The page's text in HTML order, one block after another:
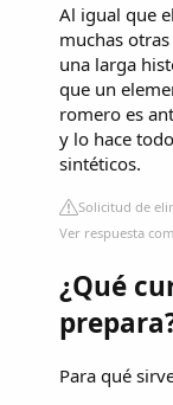
Al igual que
muchas
una larga
que un
romero es
y lo hace
sintéticos.
Solicitud de
Ver respuesta
¿Qué
Para qué